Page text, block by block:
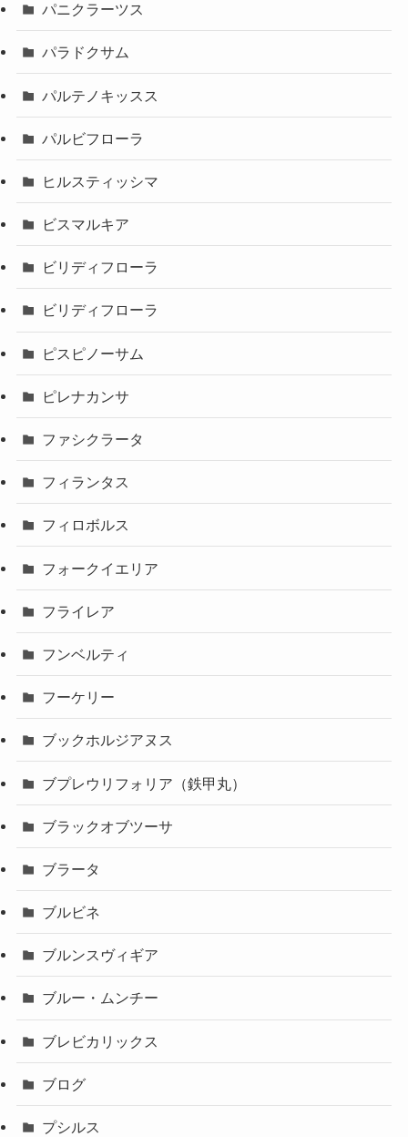
パニクラーツス
パラドクサム
パルテノキッスス
パルビフローラ
ヒルスティッシマ
ビスマルキア
ビリディフローラ
ビリディフローラ
ピスピノーサム
ピレナカンサ
ファシクラータ
フィランタス
フィロボルス
フォークイエリア
フライレア
フンベルティ
フーケリー
ブックホルジアヌス
ブプレウリフォリア（鉄甲丸）
ブラックオブツーサ
ブラータ
ブルビネ
ブルンスヴィギア
ブルー・ムンチー
ブレビカリックス
ブログ
プシルス